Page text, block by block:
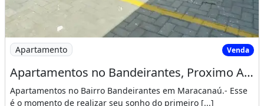
Imagem: Apartamentos no Bandeirantes, Proximo Ao
Apartamento Venda
Apartamentos no Bandeirantes, Proximo Ao Mix Mateus! Cód. Dpmn3E
Apartamentos no Bairro Bandeirantes em Maracanaú.- Esse
é o momento de realizar seu sonho do primeiro [...]